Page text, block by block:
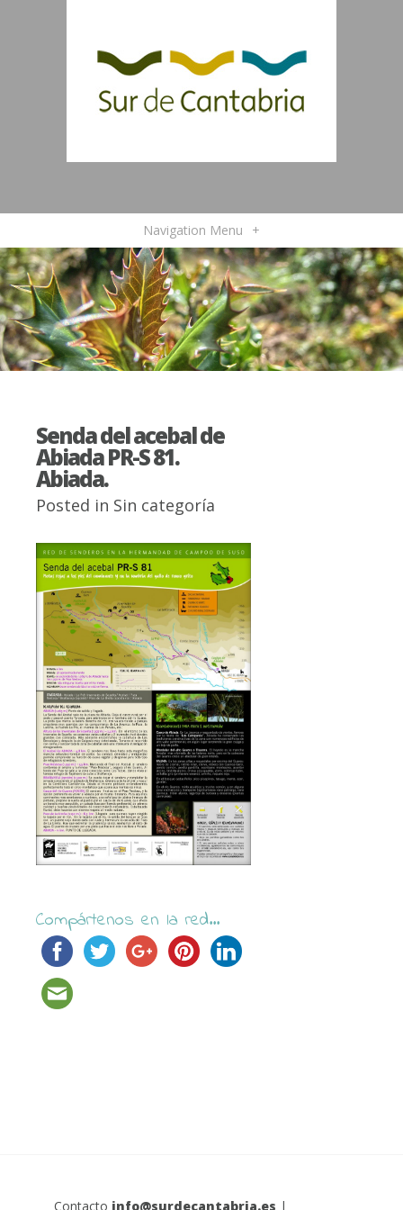
Navigation Menu +
Senda del acebal de
Abiada PR-S 81.
Abiada.
Posted in Sin categoría
Compártenos en la red...
Contacto info@surdecantabria.es |